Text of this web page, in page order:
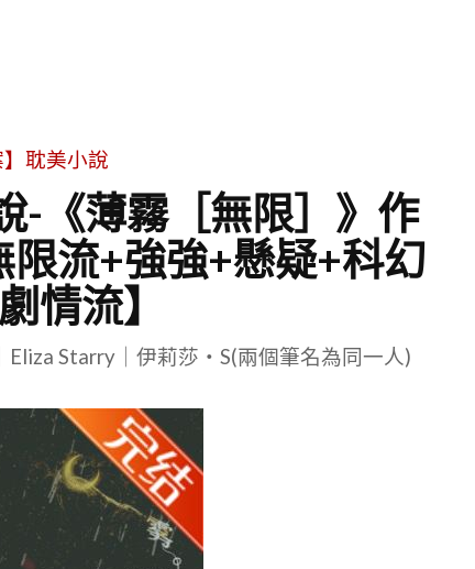
】耽美小說
-《薄霧［無限］》作
流+強強+懸疑+科幻
情流】
Starry｜伊莉莎・S(兩個筆名為同一人)